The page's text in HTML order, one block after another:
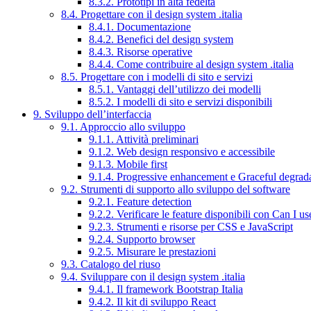
8.4. Progettare con il design system .italia
8.4.1. Documentazione
8.4.2. Benefici del design system
8.4.3. Risorse operative
8.4.4. Come contribuire al design system .italia
8.5. Progettare con i modelli di sito e servizi
8.5.1. Vantaggi dell’utilizzo dei modelli
8.5.2. I modelli di sito e servizi disponibili
9. Sviluppo dell’interfaccia
9.1. Approccio allo sviluppo
9.1.1. Attività preliminari
9.1.2. Web design responsivo e accessibile
9.1.3. Mobile first
9.1.4. Progressive enhancement e Graceful
9.2. Strumenti di supporto allo sviluppo del software
9.2.1. Feature detection
9.2.2. Verificare le feature disponibili con Can I
9.2.3. Strumenti e risorse per CSS e JavaScript
9.2.4. Supporto browser
9.2.5. Misurare le prestazioni
9.3. Catalogo del riuso
9.4. Sviluppare con il design system .italia
9.4.1. Il framework Bootstrap Italia
9.4.2. Il kit di sviluppo React